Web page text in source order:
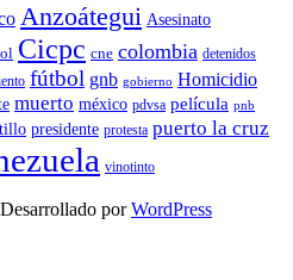
Anzoátegui Asesinato
Cicpc cne colombia detenidos
fútbol gnb gobierno Homicidio
muerto méxico pdvsa película pnb
presidente protesta puerto la cruz
vinotinto
porWordPress